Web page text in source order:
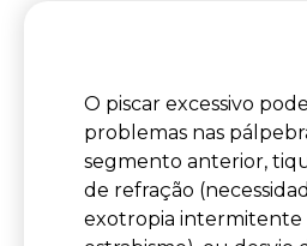
O piscar excessivo
problemas nas
segmento anterior,
de refração
exotropia intermitente